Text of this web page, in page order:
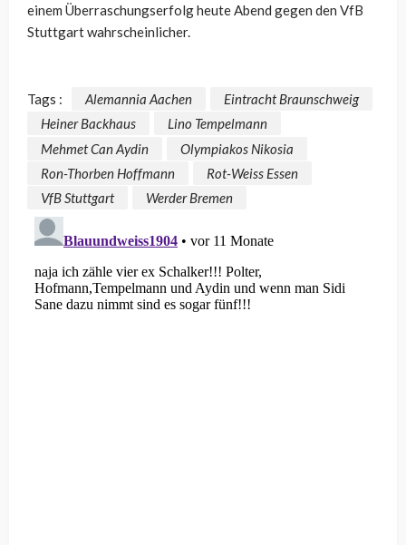
einem Überraschungserfolg heute Abend gegen den VfB
Stuttgart wahrscheinlicher.
Tags : Alemannia Aachen
Eintracht Braunschweig
Heiner Backhaus
Lino Tempelmann
Mehmet Can Aydin
Olympiakos Nikosia
Ron-Thorben Hoffmann
Rot-Weiss Essen
VfB Stuttgart
Werder Bremen